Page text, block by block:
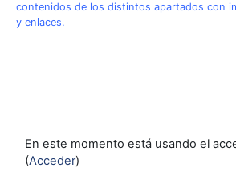
contenidos de los distintos apartados con
y enlaces.
En este momento está usando el
(Acceder)